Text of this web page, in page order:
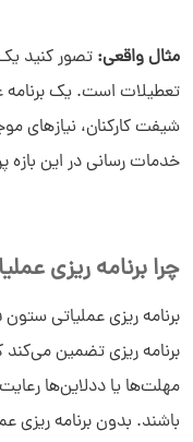
مثال واقعی: تصور کنید
تعطیلات است. یک
شیفت کارکنان، نیازهای
خدمات ‌رسانی در این
چرا برنامه ریزی
برنامه ریزی عملیاتی
برنامه ریزی تضمین
مهلت‌ها یا ددلاین‌ها
باشند. بدون برنامه ریزی